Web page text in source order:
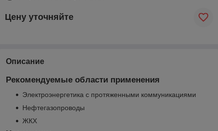
Цену уточняйте
Описание
Рекомендуемые области применения
Электроэнергетика с протяженными коммуникациями
Нефтегазопроводы
ЖКХ